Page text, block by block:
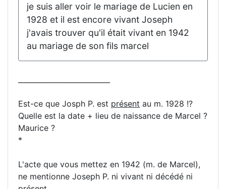
je suis aller voir le mariage de Lucien en
1928 et il est encore vivant Joseph
j'avais trouver qu'il était vivant en 1942
au mariage de son fils marcel
Est-ce que Josph P. est présent au m. 1928 !?
Quelle est la date + lieu de naissance de Marcel ?
Maurice ?
*
L'acte que vous mettez en 1942 (m. de Marcel),
ne mentionne Joseph P. ni vivant ni décédé ni